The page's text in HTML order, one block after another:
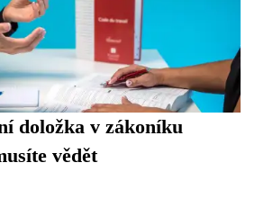
doložka v zákoníku
vědět